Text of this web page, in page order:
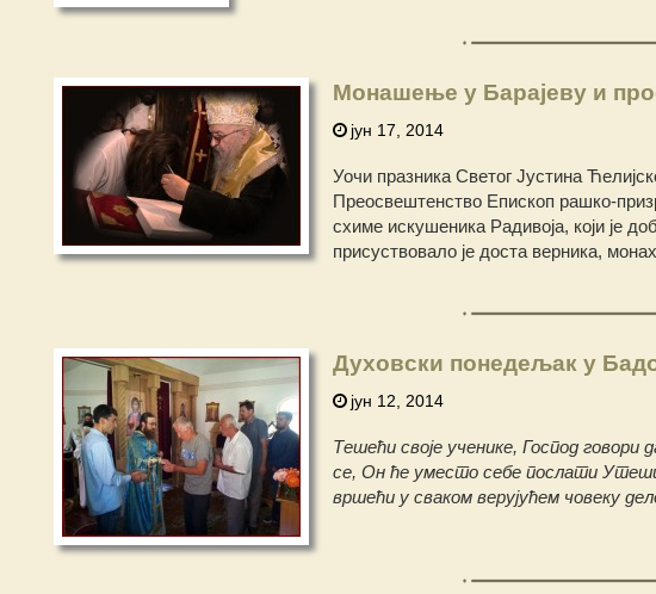
Монашење у Барајеву и
јун 17, 2014
Уочи празника Светог Јустина
Преосвештенство Епископ рашко-
схиме искушеника Радивоја, који је
присуствовало је доста верника,
Духовски понедељак у
јун 12, 2014
Тешећи своје ученике, Господ
се, Он ће уместо себе послати
вршећи у сваком верујућем човеку